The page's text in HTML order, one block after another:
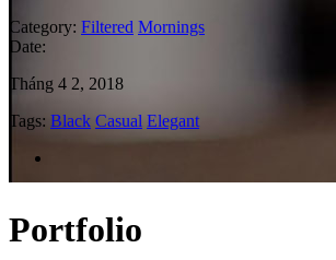
Portfolio
Category: Filtered Mornings
Date:
Tháng 4 2, 2018
Tags: Black Casual Elegant